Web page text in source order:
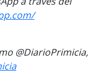
@DiarioPrimicia,